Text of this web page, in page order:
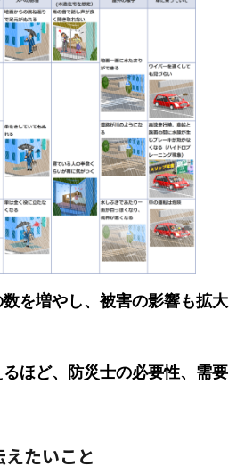
を増やし、被害の影響も拡大
ほど、防災士の必要性、需要
たいこと